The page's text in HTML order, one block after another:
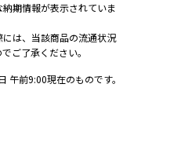
期情報が表示されていま
は、当該商品の流通状況
ご了承ください。
前9:00現在のものです。